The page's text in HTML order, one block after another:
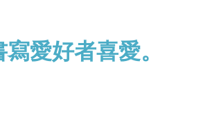
愛好者喜愛。